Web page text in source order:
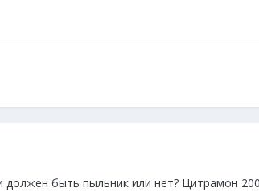
быть пыльник или нет? Цитрамон